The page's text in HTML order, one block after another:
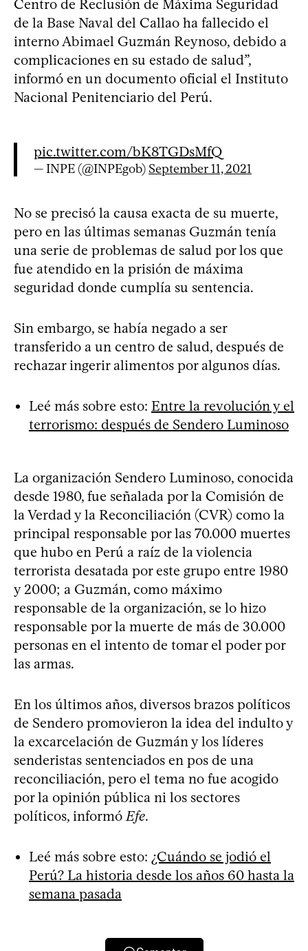
Centro de Reclusión de Máxima Seguridad
de la Base Naval del Callao ha fallecido el
interno Abimael Guzmán Reynoso, debido a
complicaciones en su estado de salud”,
informó en un documento oficial el Instituto
Nacional Penitenciario del Perú.
pic.twitter.com/bK8TGDsMfQ
— INPE (@INPEgob) September 11, 2021
No se precisó la causa exacta de su muerte,
pero en las últimas semanas Guzmán tenía
una serie de problemas de salud por los que
fue atendido en la prisión de máxima
seguridad donde cumplía su sentencia.
Sin embargo, se había negado a ser
transferido a un centro de salud, después de
rechazar ingerir alimentos por algunos días.
Leé más sobre esto: Entre la revolución y el
terrorismo: después de Sendero Luminoso
La organización Sendero Luminoso, conocida
desde 1980, fue señalada por la Comisión de
la Verdad y la Reconciliación (CVR) como la
principal responsable por las 70.000 muertes
que hubo en Perú a raíz de la violencia
terrorista desatada por este grupo entre 1980
y 2000; a Guzmán, como máximo
responsable de la organización, se lo hizo
responsable por la muerte de más de 30.000
personas en el intento de tomar el poder por
las armas.
En los últimos años, diversos brazos políticos
de Sendero promovieron la idea del indulto y
la excarcelación de Guzmán y los líderes
senderistas sentenciados en pos de una
reconciliación, pero el tema no fue acogido
por la opinión pública ni los sectores
políticos, informó Efe.
Leé más sobre esto: ¿Cuándo se jodió el
Perú? La historia desde los años 60 hasta la
semana pasada